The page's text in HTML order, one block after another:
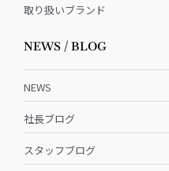
取り扱いブランド
NEWS / BLOG
NEWS
社長ブログ
スタッフブログ